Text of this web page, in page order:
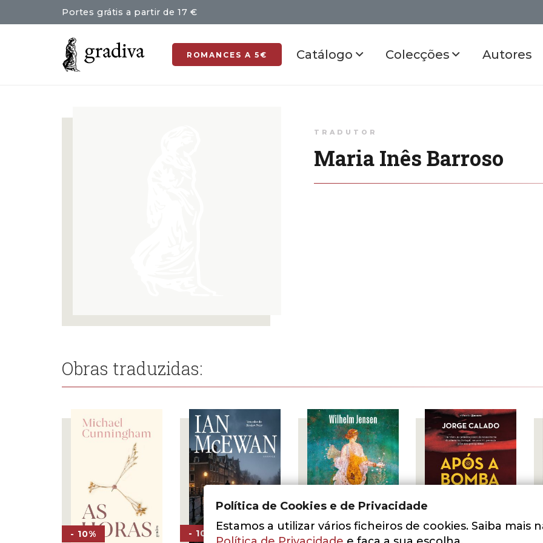
Portes grátis a partir de 17 €
ROMANCES A 5€ Catálogo Colecções Autores
TRADUTOR
Maria Inês Barroso
Obras traduzidas:
- 10% - 10% - 10% - 10%
Política de Cookies e de Privacidade
Estamos a utilizar vários ficheiros de cookies. Saiba mais